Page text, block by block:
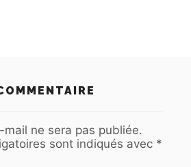
ne sera pas publiée.
sont indiqués avec *